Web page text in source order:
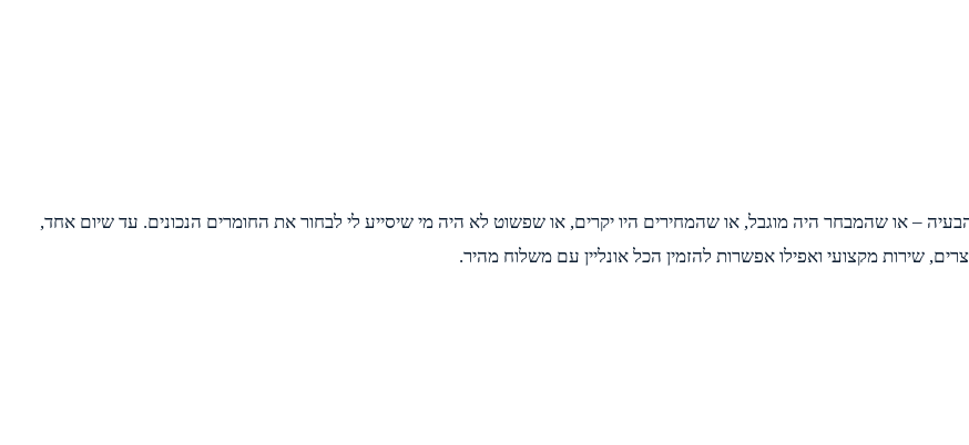
– או שהמבחר היה מוגבל, או שהמחירים היו יקרים, או שפשוט לא היה מי שיסייע לי לבחור את החומרים הנכונים. עד שיום אחד,
שירות מקצועי ואפילו אפשרות להזמין הכל אונליין עם משלוח מהיר.